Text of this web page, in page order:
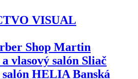
VISUAL
Shop Martin
vlasový salón Sliač
HELIA Banská